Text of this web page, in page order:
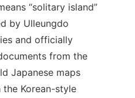
“solitary island”
by Ulleungdo
and officially
from the
Japanese maps
Korean-style